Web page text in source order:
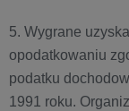
5. Wygrane
opodatkowaniu
podatku
1991 roku.